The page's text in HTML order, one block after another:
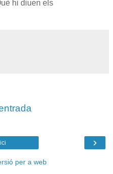
hi diuen els
›
per a web